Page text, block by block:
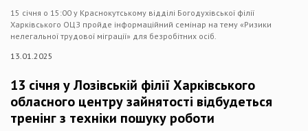
15 січня о 15:00 у Краснокутському відділі Богодухівської філії
Харківського ОЦЗ пройде інформаційний семінар на тему «Ризики
нелегальної трудової міграції» для безробітних осіб.
13.01.2025
13 січня у Лозівській філії Харківського
обласного центру зайнятості відбудеться
тренінг з техніки пошуку роботи